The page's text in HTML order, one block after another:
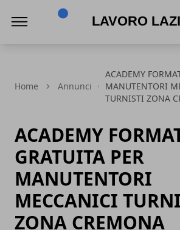
Home Annunci
ACADEMY
MANUTENTORI
TURNISTI ZONA
ACADEMY
GRATUITA PER
MANUTENTORI
MECCANICI
ZONA CREMONA